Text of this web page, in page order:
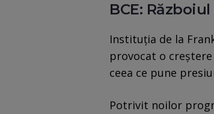
BCE:
Instituția de la
provocat o
ceea ce pune
Potrivit noilor